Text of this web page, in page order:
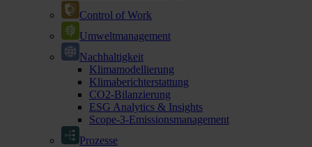
Control of Work
Umweltmanagement
Nachhaltigkeit
Klimamodellierung
Klimaberichterstattung
CO2-Bilanzierung
ESG Analytics & Insights
Scope-3-Emissionsmanagement
Prozesse